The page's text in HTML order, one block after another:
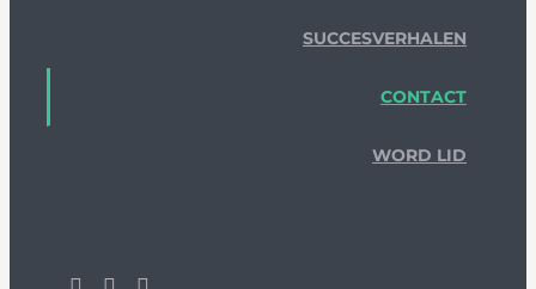
SUCCESVERHALEN
CONTACT
WORD LID